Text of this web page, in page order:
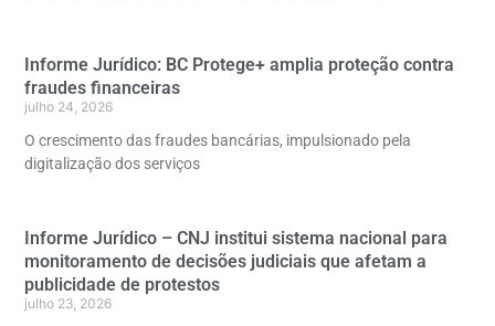
Informe Jurídico: BC Protege+ amplia proteção contra
fraudes financeiras
julho 24, 2026
O crescimento das fraudes bancárias, impulsionado pela
digitalização dos serviços
Informe Jurídico – CNJ institui sistema nacional para
monitoramento de decisões judiciais que afetam a
publicidade de protestos
julho 23, 2026